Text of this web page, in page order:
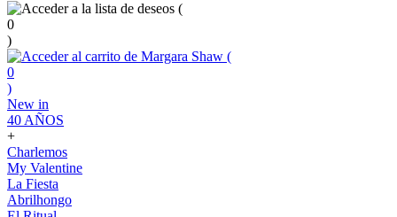
(
0
)
(
0
)
New in
40 AÑOS
+
Charlemos
My Valentine
La Fiesta
Abrilhongo